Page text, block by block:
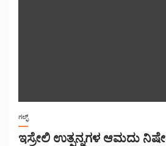
ಗಲ್ಫ್
ಇಸ್ರೇಲಿ ಉತ್ಪನ್ನಗಳ ಆಮದು